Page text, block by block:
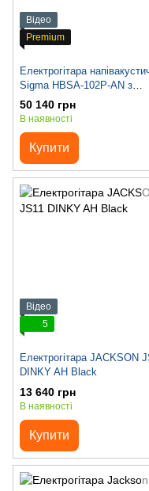
Відео
Premium
Електрогітара
Sigma HBSA-102P-AN з
чохлом
50 140 грн
В наявності
Купити
Відео
5
Електрогітара JACKSON
DINKY AH Black
13 640 грн
В наявності
Купити